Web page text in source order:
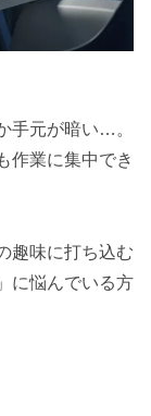
手元が暗い…。
作業に集中でき
趣味に打ち込む
に悩んでいる方